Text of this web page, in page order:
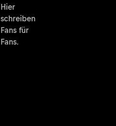
Hier
schreiben
Fans für
Fans.